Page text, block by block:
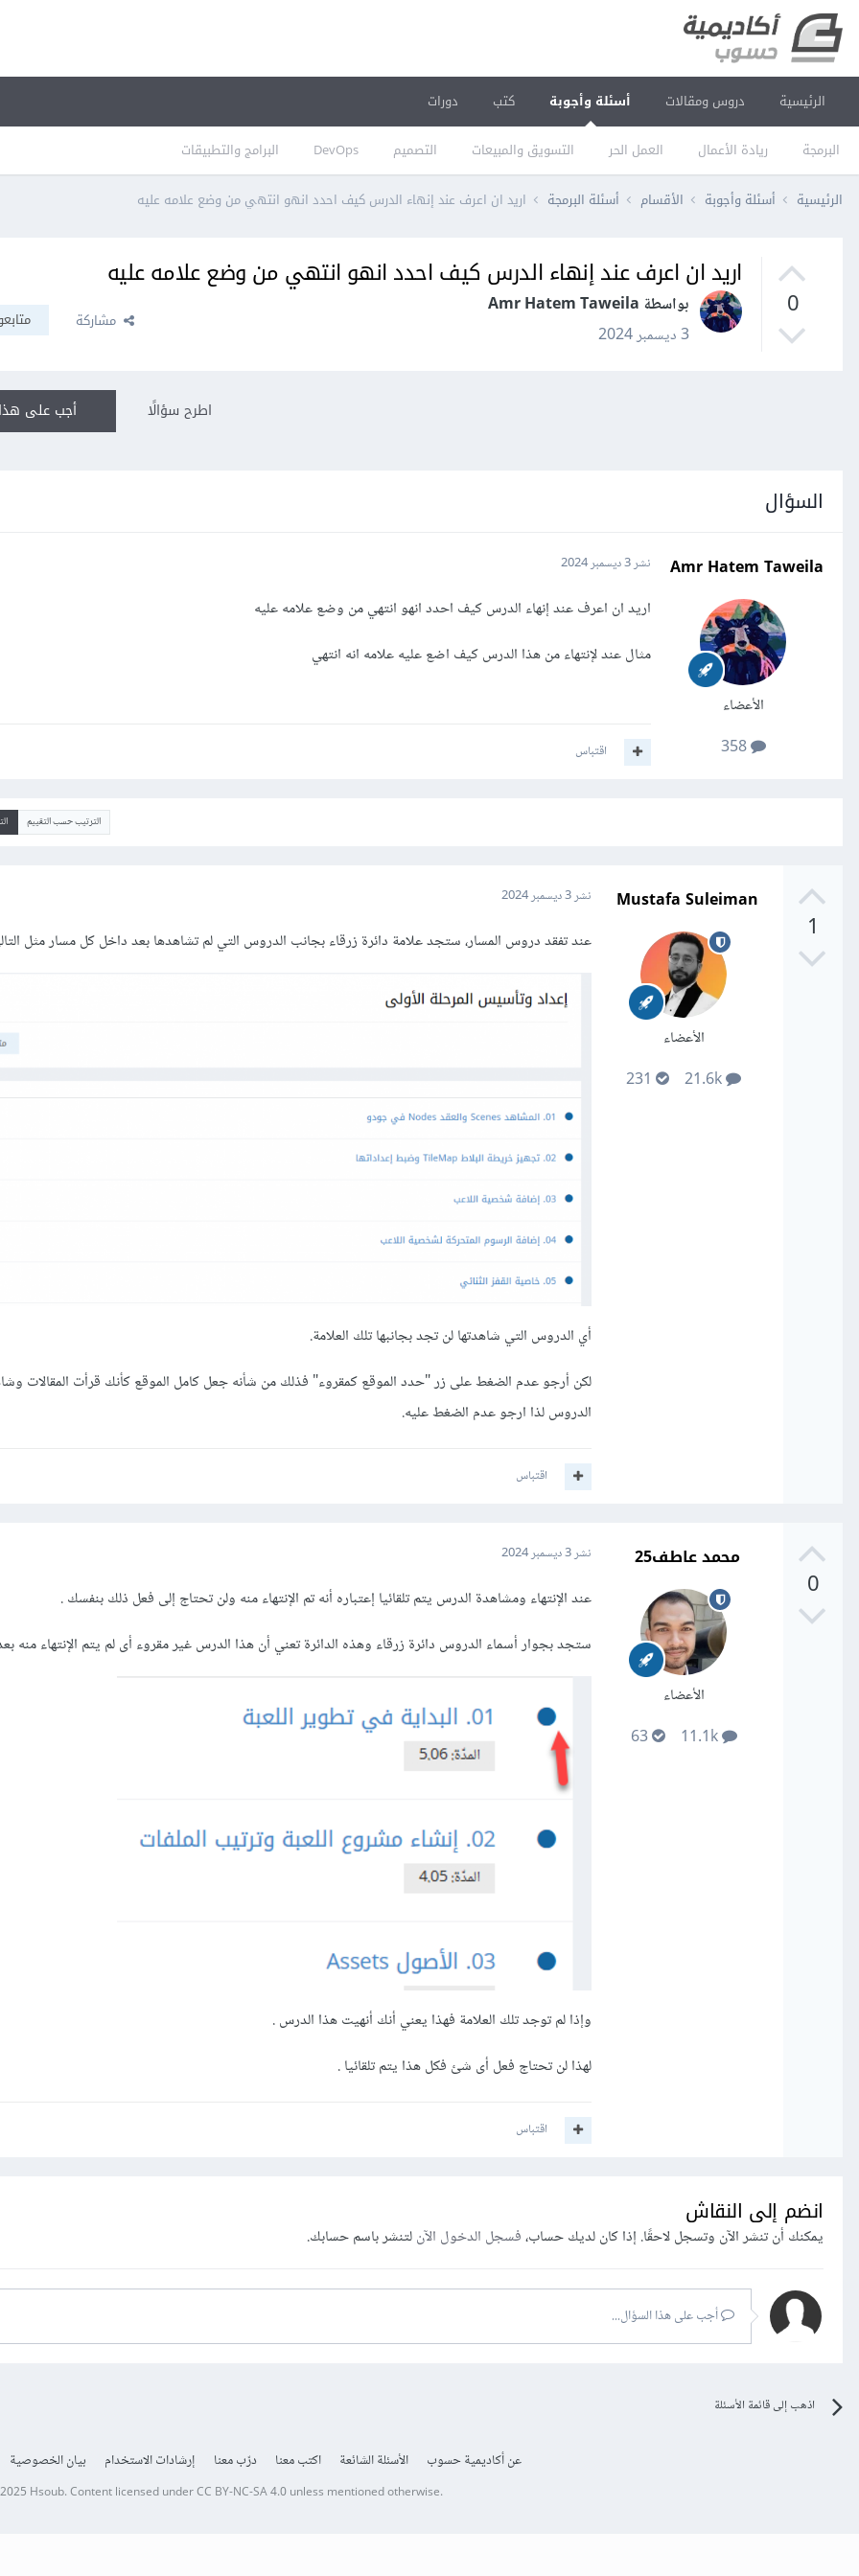
الرئيسية دروس ومقالات أسئلة وأجوبة
البرمجة ريادة الأعمال العمل الحر التسويق والمبيعات التصميم DevOps البرامج والتطبيقات
كتب دورات
الرئيسية أسئلة وأجوبة الأقسام أسئلة البرمجة اريد ان اعرف عند إنهاء الدرس كيف احدد انهو انتهي من وضع علامه عليه
0
اريد ان اعرف عند إنهاء الدرس كيف احدد انهو انتهي من وضع علامه عليه
بواسطة Amr Hatem Taweila
3 ديسمبر 2024
مشاركة
أجب على اطرح سؤالًا
السؤال
Amr Hatem Taweila
الأعضاء
358
نشر3 ديسمبر 2024
اريد ان اعرف عند إنهاء الدرس كيف احدد انهو انتهي من وضع علامه عليه
مثال عند لإنتهاء من هذا الدرس كيف اضع عليه علامه انه انتهي
اقتباس
الترتيب حسب التقييم
1
Mustafa Suleiman
الأعضاء
نشر3 ديسمبر 2024
عند تفقد دروس المسار، ستجد علامة دائرة زرقاء بجانب الدروس التي لم تشاهدها بعد داخل كل مسار مثل
أي الدروس التي شاهدتها لن تجد بجانبها تلك العلامة.
لكن أرجو عدم الضغط على زر "حدد الموقع كمقروء" فذلك من شأنه جعل كامل الموقع كأنك قرأت المقالات
الدروس لذا ارجو عدم الضغط عليه.
اقتباس
0
محمد عاطف25
الأعضاء
11.1k
63
نشر3 ديسمبر 2024
عند الإنتهاء ومشاهدة الدرس يتم تلقائيا إعتباره أنه تم الإنتهاء منه ولن تحتاج إلى فعل ذلك بنفسك .
ستجد بجوار أسماء الدروس دائرة زرقاء وهذه الدائرة تعني أن هذا الدرس غير مقروء أى لم يتم الإنتهاء منه
وإذا لم توجد تلك العلامة فهذا يعني أنك أنهيت هذا الدرس .
لهذا لن تحتاج فعل أى شئ فكل هذا يتم تلقائيا .
اقتباس
انضم إلى النقاش
يمكنك أن تنشر الآن وتسجل لاحقًا. إذا كان لديك حساب،فسجل الدخول الآنلتنشر باسم حسابك.
أجب على هذا السؤال...
اذهب إلى قائمة الأسئلة
عن أكاديمية حسوب الأسئلة الشائعة اكتب معنا درّب معنا إرشادات الاستخدام بيان الخصوصية
Hsoub.Content licensed underCC BY-NC-SA 4.0unless mentioned otherwise.